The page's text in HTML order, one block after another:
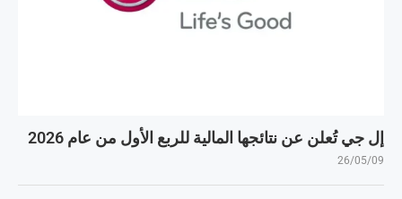
إل جي تُعلن عن نتائجها المالية للربع الأول من عام 2026
26/05/09